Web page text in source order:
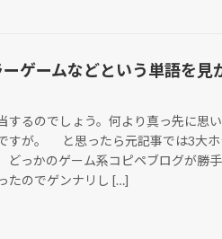
ゲームなどという単語を見
するのでしょう。何より真っ先に思
すが。 と思ったら元記事では3大ホ
どっかのゲーム系コピペブログが勝
たのでゲンナリし […]